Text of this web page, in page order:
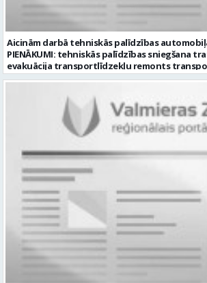
Aicinām darbā tehniskās palīdzības automobiļa
PIENĀKUMI: tehniskās palīdzības sniegšana
evakuācija transportlīdzekļu remonts
sagatavošana tehniskai apskatei PRASĪBAS
transportlīdzekļa vadītāja apliecība vēlama D,
transportlīdzekļa vadītāja pieredze vismaz 2
un komunikācijas prasmes pieredze
veikšanā UZŅĒMUMS PIEDĀVĀ: darbu stabilā
samaksu no 1600 EUR (pirms nodokļu
grafika: dežūra 08.00 – 17.00, 2.dežūra 08.00 –
garantijas veselības apdrošināšanas iespējas
profesionālu darba vidi CV ar norādi vakancei
automobiļa vadītājs” iesniegt: sūtot
valmiera.lv personīgi SIA „VTU Valmiera”, Reģ.nr.
administrācijas ēkas „Brandeļi”, Brandeļi,
novads, personāla daļā darba dienās no plkst.
Sazināsimies ar pretendentiem, kuri būs
kārtai. * Iesniegtos personas datus SIA “VTU
konkursa kārtībā noteiktu vakancei
kandidāts vēlas, lai viņa personas dati tiktu